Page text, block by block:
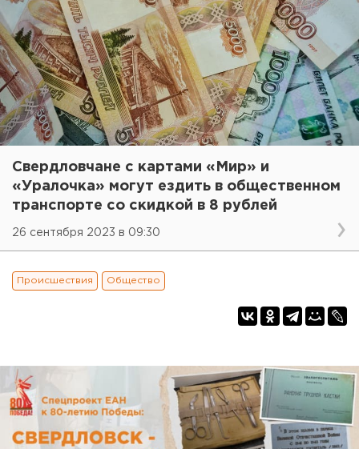
Свердловчане с картами «Мир» и
«Уралочка» могут ездить в общественном
транспорте со скидкой в 8 рублей
26 сентября 2023 в 09:30
Происшествия Общество